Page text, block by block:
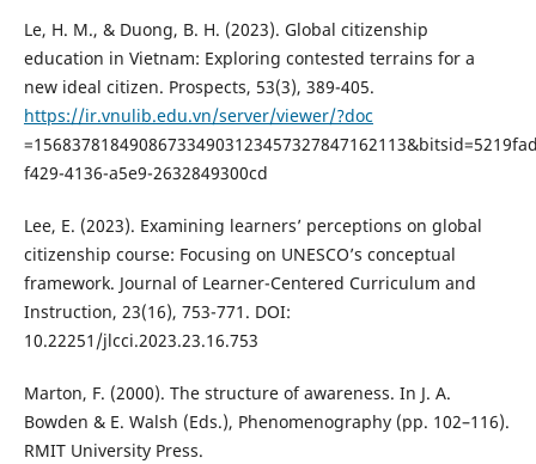
Le, H. M., & Duong, B. H. (2023). Global citizenship
education in Vietnam: Exploring contested terrains for a
new ideal citizen. Prospects, 53(3), 389-405.
https://ir.vnulib.edu.vn/server/viewer/?doc
f429-4136-a5e9-2632849300cd
Lee, E. (2023). Examining learners’ perceptions on global
citizenship course: Focusing on UNESCO’s conceptual
framework. Journal of Learner-Centered Curriculum and
Instruction, 23(16), 753-771. DOI:
10.22251/jlcci.2023.23.16.753
Marton, F. (2000). The structure of awareness. In J. A.
Bowden & E. Walsh (Eds.), Phenomenography (pp. 102–116).
RMIT University Press.